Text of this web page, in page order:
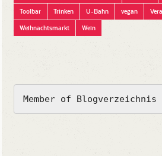
Toolbar
Trinken U-Bahn vegan
Weihnachtsmarkt
Wein
Member of